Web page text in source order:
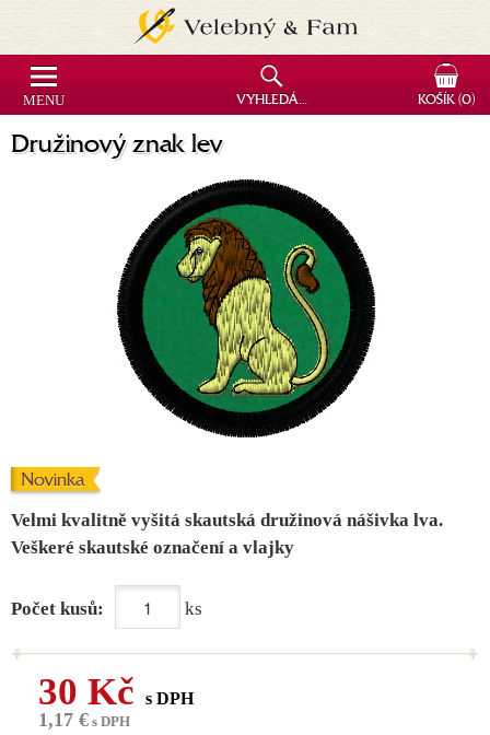
Družinový znak lev
Novinka
Velmi kvalitně vyšitá skautská družinová nášivka lva.
Veškeré skautské označení a vlajky
Počet kusů: ks
30 Kč s DPH
1,17 € s DPH
MENU VYHLEDÁVÁNÍ KOŠÍK(0)